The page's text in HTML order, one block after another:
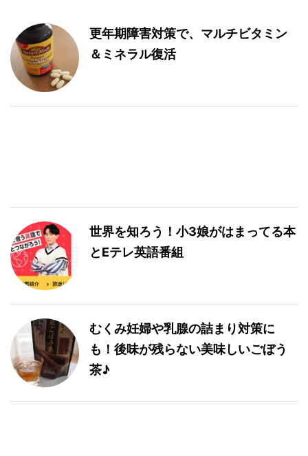
更年期障害対策で、マルチビタミン
＆ミネラル復活
世界を知ろう！小3娘がはまってる本
とEテレ英語番組
むくみ妊婦や乳腺の詰まり対策に
も！後味が残らない美味しいごぼう
茶♪